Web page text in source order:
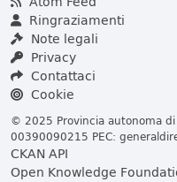
Ringraziamenti
Note legali
Privacy
Contattaci
Cookie
© 2025 Provincia autonoma di
00390090215 PEC:
CKAN API
Open Knowledge